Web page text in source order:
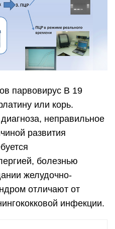
парвовирус В 19
или корь.
неправильное
развития
болезнью
желудочно-
отличают от
инфекции.